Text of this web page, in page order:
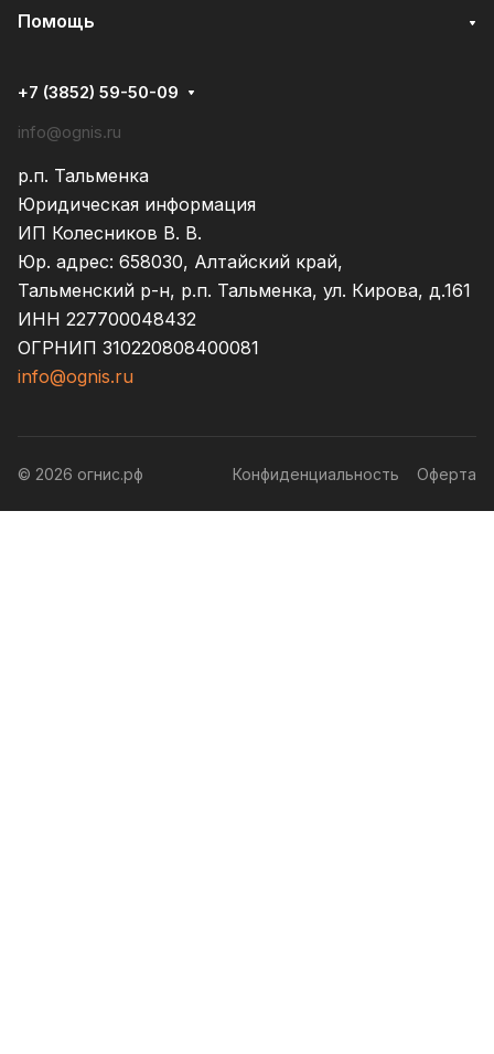
Помощь
+7 (3852) 59-50-09
info@ognis.ru
р.п. Тальменка
Юридическая информация
ИП Колесников В. В.
Юр. адрес: 658030, Алтайский край,
Тальменский р-н, р.п. Тальменка, ул. Кирова, д.161
ИНН 227700048432
ОГРНИП 310220808400081
info@ognis.ru
© 2026 огнис.рф Конфиденциальность Оферта